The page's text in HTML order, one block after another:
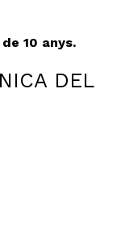
10 anys.
DEL